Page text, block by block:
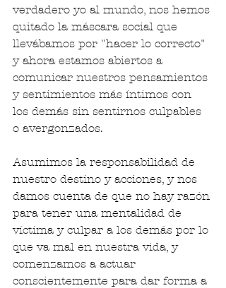
verdadero yo al mundo, nos hemos
quitado la máscara social que
llevábamos por "hacer lo correcto"
y ahora estamos abiertos a
comunicar nuestros pensamientos
y sentimientos más íntimos con
los demás sin sentirnos culpables
o avergonzados.
Asumimos la responsabilidad de
nuestro destino y acciones, y nos
damos cuenta de que no hay razón
para tener una mentalidad de
víctima y culpar a los demás por lo
que va mal en nuestra vida, y
comenzamos a actuar
conscientemente para dar forma a